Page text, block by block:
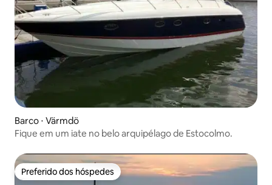
Barco ⋅ Värmdö
Fique em um iate no belo arquipélago de Estocolmo.
Preferido dos hóspedes
Preferido dos hóspedes